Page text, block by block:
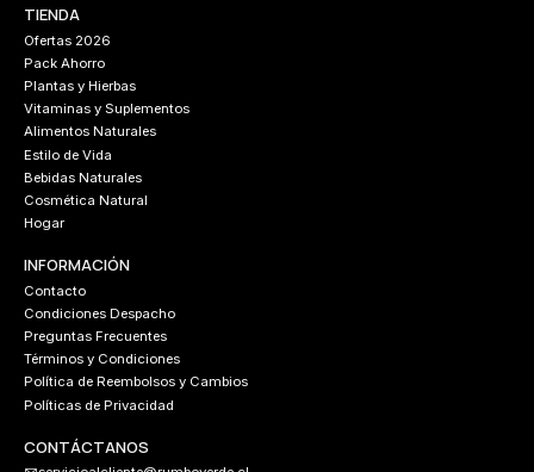
TIENDA
Ofertas 2026
Pack Ahorro
Plantas y Hierbas
Vitaminas y Suplementos
Alimentos Naturales
Estilo de Vida
Bebidas Naturales
Cosmética Natural
Hogar
INFORMACIÓN
Contacto
Condiciones Despacho
Preguntas Frecuentes
Términos y Condiciones
Política de Reembolsos y Cambios
Políticas de Privacidad
CONTÁCTANOS